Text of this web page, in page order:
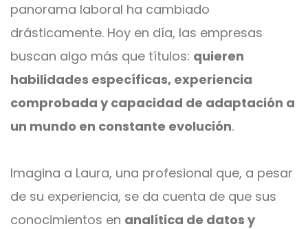
panorama laboral ha cambiado
drásticamente. Hoy en día, las empresas
buscan algo más que títulos: quieren
habilidades específicas, experiencia
comprobada y capacidad de adaptación a
un mundo en constante evolución.
Imagina a Laura, una profesional que, a pesar
de su experiencia, se da cuenta de que sus
conocimientos en analítica de datos y